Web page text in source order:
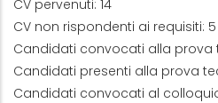
CV pervenuti: 14
CV non rispondenti ai requisiti: 5
Candidati convocati alla prova
Candidati presenti alla prova
Candidati convocati al